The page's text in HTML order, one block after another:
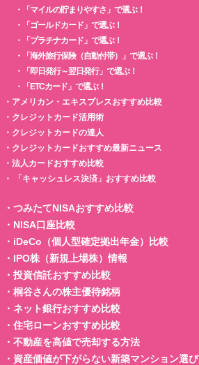
・
「マイルの貯まりやすさ」で選ぶ！
・
「ゴールドカード」で選ぶ！
・
「プラチナカード」で選ぶ！
・
「海外旅行保険（自動付帯）」で選ぶ！
・
「即日発行～翌日発行」で選ぶ！
・
「ETCカード」で選ぶ！
・ アメリカン・エキスプレスおすすめ比較
・ クレジットカード活用術
・ クレジットカードの達人
・ クレジットカードおすすめ最新ニュース
・ 法人カードおすすめ比較
・
「キャッシュレス決済」おすすめ比較
・ つみたてNISAおすすめ比較
・ NISA口座比較
・ iDeCo（個人型確定拠出年金）比較
・ IPO株（新規上場株）情報
・ 投資信託おすすめ比較
・ 桐谷さんの株主優待銘柄
・ ネット銀行おすすめ比較
・ 住宅ローンおすすめ比較
・ 不動産を高値で売却する方法
・ 資産価値が下がらない新築マンション選び